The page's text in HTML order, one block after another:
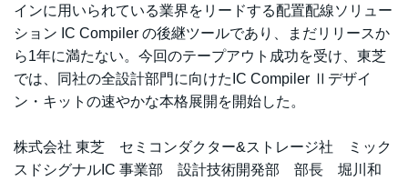
インに用いられている業界をリードする配置配線ソリュー
ション IC Compiler の後継ツールであり、まだリリースか
ら1年に満たない。今回のテープアウト成功を受け、東芝
では、同社の全設計部門に向けたIC Compiler Ⅱデザイ
ン・キットの速やかな本格展開を開始した。
株式会社 東芝 セミコンダクター&ストレージ社 ミック
スドシグナルIC 事業部 設計技術開発部 部長 堀川和